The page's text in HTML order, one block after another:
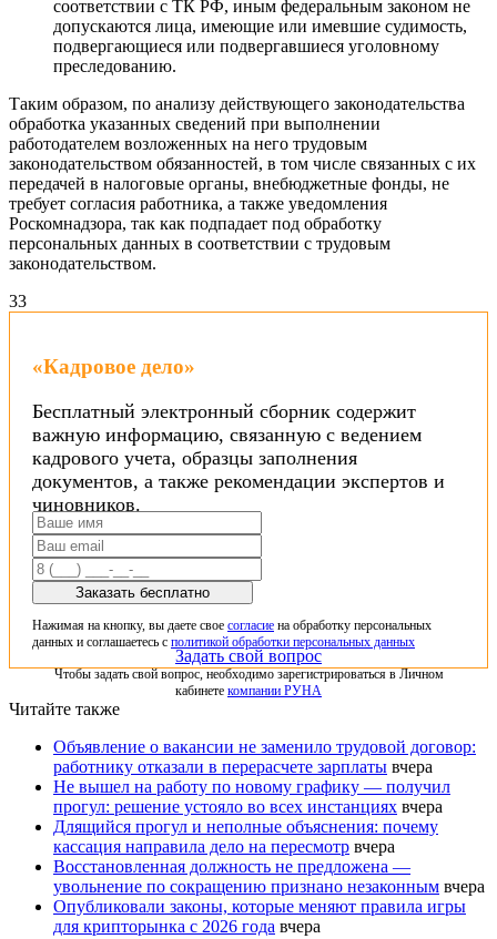
соответствии с ТК РФ, иным федеральным законом не
допускаются лица, имеющие или имевшие судимость,
подвергающиеся или подвергавшиеся уголовному
преследованию.
Таким образом, по анализу действующего законодательства
обработка указанных сведений при выполнении
работодателем возложенных на него трудовым
законодательством обязанностей, в том числе связанных с их
передачей в налоговые органы, внебюджетные фонды, не
требует согласия работника, а также уведомления
Роскомнадзора, так как подпадает под обработку
персональных данных в соответствии с трудовым
законодательством.
33
«Кадровое дело»
Бесплатный электронный сборник содержит
важную информацию, связанную с ведением
кадрового учета, образцы заполнения
документов, а также рекомендации экспертов и
чиновников.
Заказать бесплатно
Нажимая на кнопку, вы даете свое согласие на обработку персональных
данных и соглашаетесь с политикой обработки персональных данных
Задать свой вопрос
Чтобы задать свой вопрос, необходимо зарегистрироваться в Личном
кабинете компании РУНА
Читайте также
Объявление о вакансии не заменило трудовой договор:
работнику отказали в перерасчете зарплаты вчера
Не вышел на работу по новому графику — получил
прогул: решение устояло во всех инстанциях вчера
Длящийся прогул и неполные объяснения: почему
кассация направила дело на пересмотр вчера
Восстановленная должность не предложена —
увольнение по сокращению признано незаконным вчера
Опубликовали законы, которые меняют правила игры
для крипторынка с 2026 года вчера